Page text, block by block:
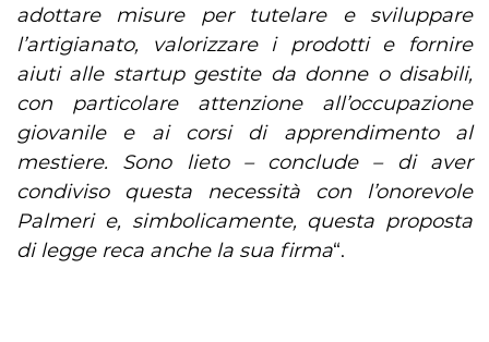
adottare misure per tutelare e sviluppare
l’artigianato, valorizzare i prodotti e fornire
aiuti alle startup gestite da donne o disabili,
con particolare attenzione all’occupazione
giovanile e ai corsi di apprendimento al
mestiere. Sono lieto – conclude – di aver
condiviso questa necessità con l’onorevole
Palmeri e, simbolicamente, questa proposta
di legge reca anche la sua firma“.